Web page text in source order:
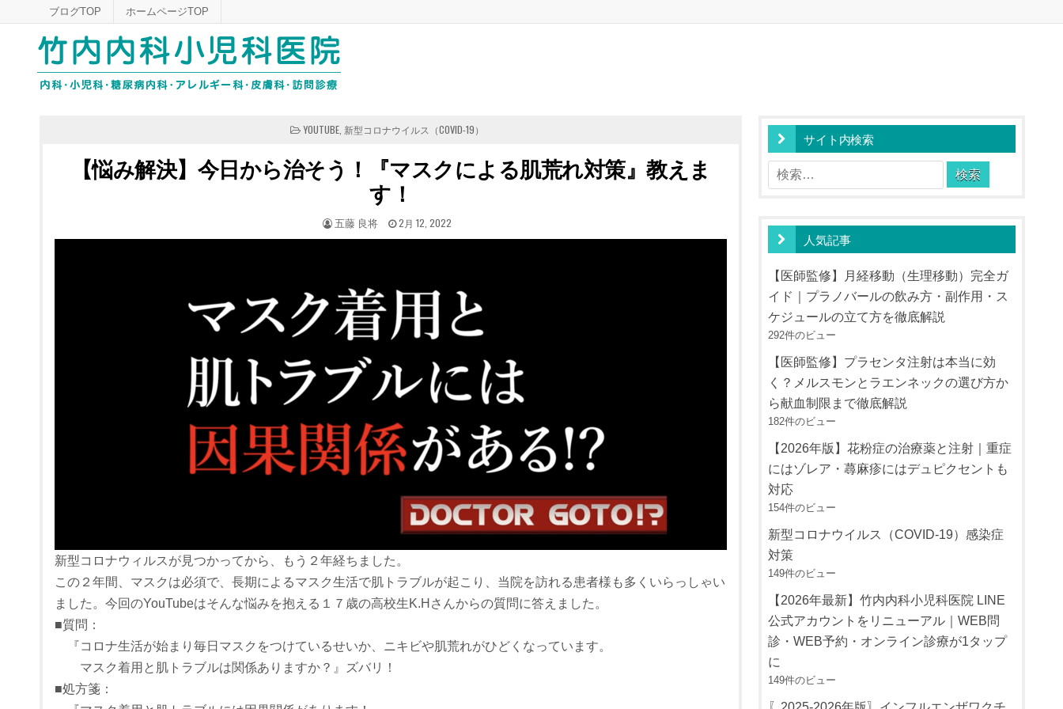
to
ブログTOP ホームページTOP
POSTED
YOUTUBE, 新型コロナウイルス（COVID-19）
【悩み解決】今日から治そう！『マスクによる肌荒れ対策』教えま
す！
POSTED
BY
五藤 良将
POSTED
ON
2月 12, 2022
新型コロナウィルスが見つかってから、もう２年経ちました。
この２年間、マスクは必須で、長期によるマスク生活で肌トラブルが起こり、当院を訪れる患者様も多くいらっしゃい
ました。今回のYouTubeはそんな悩みを抱える１７歳の高校生K.Hさんからの質問に答えました。
■質問：
『コロナ生活が始まり毎日マスクをつけているせいか、ニキビや肌荒れがひどくなっています。
マスク着用と肌トラブルは関係ありますか？』ズバリ！
■処方箋：
サイト内検索
検
索:
人気記事
【医師監修】月経移動（生理移動）完全ガ
イド｜プラノバールの飲み方・副作用・ス
ケジュールの立て方を徹底解説
292件のビュー
【医師監修】プラセンタ注射は本当に効
く？メルスモンとラエンネックの選び方か
ら献血制限まで徹底解説
182件のビュー
【2026年版】花粉症の治療薬と注射｜重症
にはゾレア・蕁麻疹にはデュピクセントも
対応
154件のビュー
新型コロナウイルス（COVID-19）感染症
対策
149件のビュー
【2026年最新】竹内内科小児科医院 LINE
公式アカウントをリニューアル｜WEB問
診・WEB予約・オンライン診療が1タップ
に
149件のビュー